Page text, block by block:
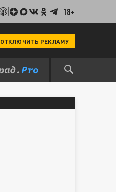
18+
ОТКЛЮЧИТЬ РЕКЛАМУ